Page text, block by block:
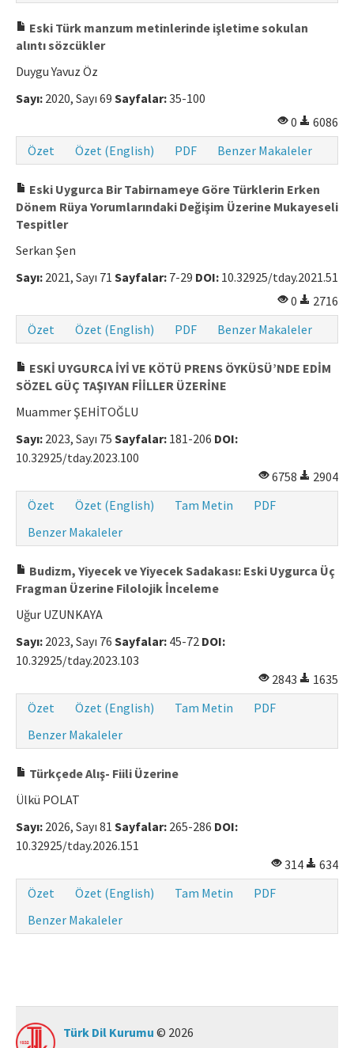
Eski Türk manzum metinlerinde işletime sokulan
alıntı sözcükler
Duygu Yavuz Öz
Sayı: 2020, Sayı 69 Sayfalar:35-100
0
6086
Özet
Özet (English) PDF Benzer Makaleler
Eski Uygurca Bir Tabirnameye Göre Türklerin Erken
Dönem Rüya Yorumlarındaki Değişim Üzerine Mukayeseli
Tespitler
Serkan Şen
Sayı: 2021, Sayı 71 Sayfalar: 7-29 DOI: 10.32925/tday.2021.51
0
2716
Özet
Özet (English) PDF Benzer Makaleler
ESKİ UYGURCA İYİ VE KÖTÜ PRENS ÖYKÜSÜ’NDE EDİM
SÖZEL GÜÇ TAŞIYAN FİİLLER ÜZERİNE
Muammer ŞEHİTOĞLU
Sayı: 2023, Sayı 75 Sayfalar: 181-206 DOI:
10.32925/tday.2023.100
6758
2904
Özet
Özet (English) Tam Metin
PDF
Benzer Makaleler
Budizm, Yiyecek ve Yiyecek Sadakası: Eski Uygurca Üç
Fragman Üzerine Filolojik İnceleme
Uğur UZUNKAYA
Sayı: 2023, Sayı 76 Sayfalar: 45-72 DOI:
10.32925/tday.2023.103
2843
1635
Özet
Özet (English) Tam Metin
PDF
Benzer Makaleler
Türkçede Alış- Fiili Üzerine
Ülkü POLAT
Sayı: 2026, Sayı 81 Sayfalar: 265-286 DOI:
10.32925/tday.2026.151
314
634
Özet
Özet (English) Tam Metin
PDF
Benzer Makaleler
Türk Dil Kurumu © 2026